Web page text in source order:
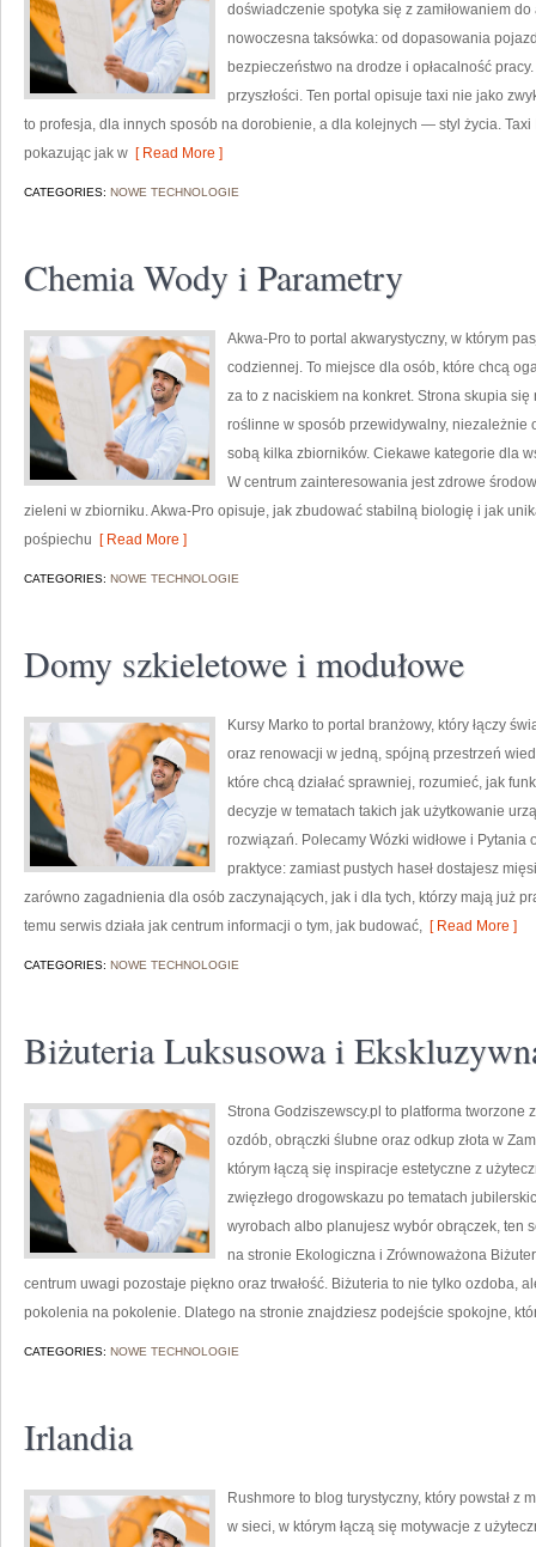
doświadczenie spotyka się z zamiłowaniem
nowoczesna taksówka: od dopasowania
bezpieczeństwo na drodze i opłacalność
przyszłości. Ten portal opisuje taxi nie jako
to profesja, dla innych sposób na dorobienie, a dla kolejnych — styl życia.
pokazując jak w [ Read More ]
CATEGORIES: NOWE TECHNOLOGIE
Chemia Wody i Parametry
Akwa-Pro to portal akwarystyczny, w którym
codziennej. To miejsce dla osób, które chcą
za to z naciskiem na konkret. Strona skupia
roślinne w sposób przewidywalny, niezależnie
sobą kilka zbiorników. Ciekawe kategorie dla
W centrum zainteresowania jest zdrowe
zieleni w zbiorniku. Akwa-Pro opisuje, jak zbudować stabilną biologię i jak
pośpiechu [ Read More ]
CATEGORIES: NOWE TECHNOLOGIE
Domy szkieletowe i modułowe
Kursy Marko to portal branżowy, który łączy
oraz renowacji w jedną, spójną przestrzeń
które chcą działać sprawniej, rozumieć, jak
decyzje w tematach takich jak użytkowanie
rozwiązań. Polecamy Wózki widłowe i
praktyce: zamiast pustych haseł dostajesz
zarówno zagadnienia dla osób zaczynających, jak i dla tych, którzy mają już
temu serwis działa jak centrum informacji o tym, jak budować, [ Read More ]
CATEGORIES: NOWE TECHNOLOGIE
Biżuteria Luksusowa i
Strona Godziszewscy.pl to platforma tworzone
ozdób, obrączki ślubne oraz odkup złota w
którym łączą się inspiracje estetyczne z
zwięzłego drogowskazu po tematach
wyrobach albo planujesz wybór obrączek, ten
na stronie Ekologiczna i Zrównoważona
centrum uwagi pozostaje piękno oraz trwałość. Biżuteria to nie tylko ozdoba,
pokolenia na pokolenie. Dlatego na stronie znajdziesz podejście spokojne,
CATEGORIES: NOWE TECHNOLOGIE
Irlandia
Rushmore to blog turystyczny, który powstał z
w sieci, w którym łączą się motywacje z